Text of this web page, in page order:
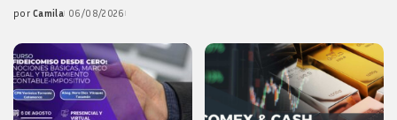
Posted
por Camila 06/08/2026